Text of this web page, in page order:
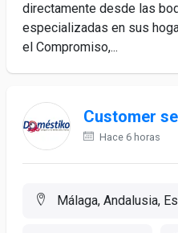
directamente desde las
especializadas en sus
el Compromiso,...
Customer
Hace 6 horas
Málaga, Andalusia,